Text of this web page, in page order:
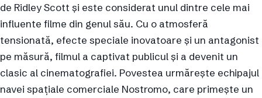
de Ridley Scott și este considerat unul dintre cele mai
influente filme din genul său. Cu o atmosferă
tensionată, efecte speciale inovatoare și un antagonist
pe măsură, filmul a captivat publicul și a devenit un
clasic al cinematografiei. Povestea urmărește echipajul
navei spațiale comerciale Nostromo, care primește un